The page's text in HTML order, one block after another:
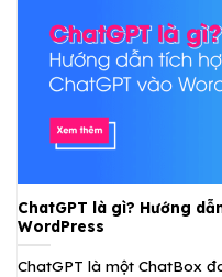
ChatGPT là gì? Hướng
WordPress
ChatGPT là một ChatBox